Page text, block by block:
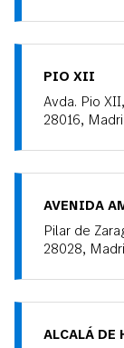
PIO XII
Avda. Pio
28016,
AVENIDA
Pilar de
28028,
ALCALÁ DE